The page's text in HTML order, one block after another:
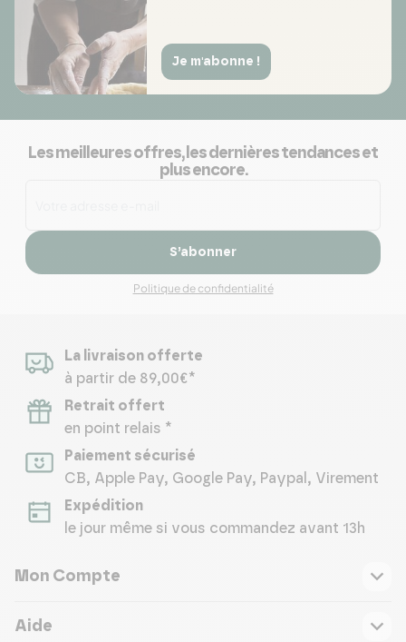
Je m'abonne !
Les meilleures offres, les dernières tendances et
plus encore.
S’abonner
Politique de confidentialité
La livraison offerte
à partir de 89,00€*
Retrait offert
en point relais *
Paiement sécurisé
CB, Apple Pay, Google Pay, Paypal, Virement
Expédition
le jour même si vous commandez avant 13h
Mon Compte
Aide